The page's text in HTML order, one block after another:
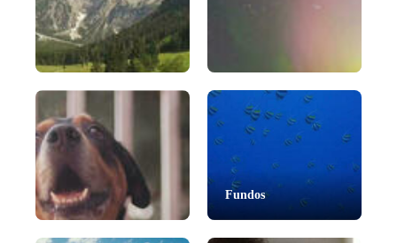
Natureza Time-lapses
Fundos